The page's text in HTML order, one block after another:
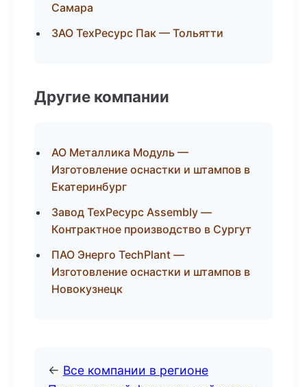
Самара
ЗАО ТехРесурс Пак — Тольятти
Другие компании
АО Металлика Модуль —
Изготовление оснастки и штампов в
Екатеринбург
Завод ТехРесурс Assembly —
Контрактное производство в Сургут
ПАО Энерго TechPlant —
Изготовление оснастки и штампов в
Новокузнецк
← Все компании в регионе